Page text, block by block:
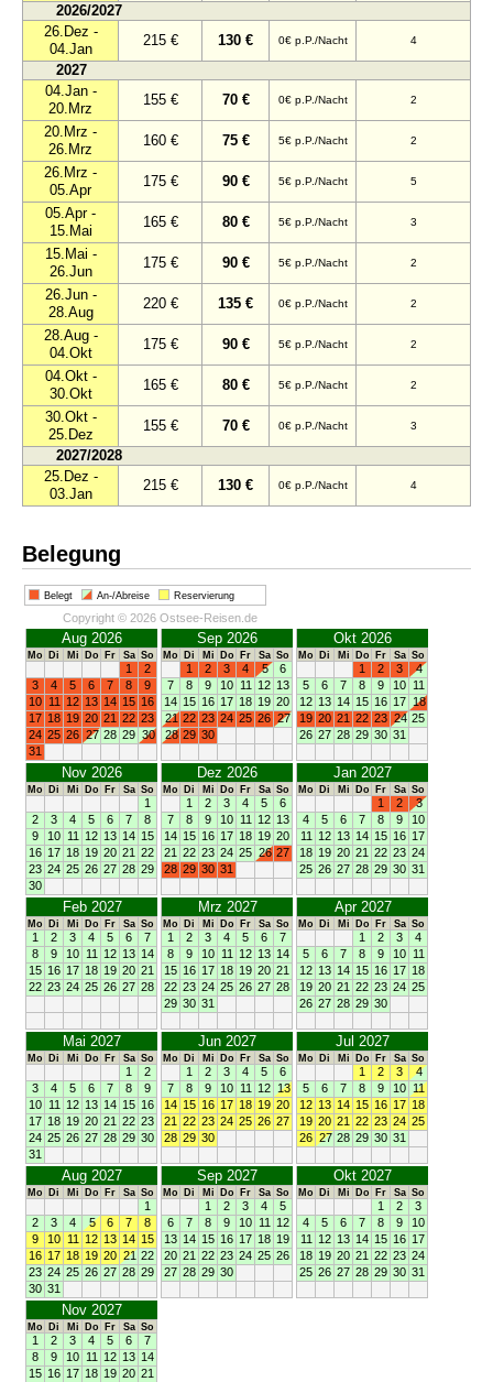
2026/2027
26.Dez -
04.Jan
215 € 130 € 0€ p.P./Nacht 4
2027
04.Jan -
20.Mrz
155 € 70 € 0€ p.P./Nacht 2
20.Mrz -
26.Mrz
160 € 75 € 5€ p.P./Nacht 2
26.Mrz -
05.Apr
175 € 90 € 5€ p.P./Nacht 5
05.Apr -
15.Mai
165 € 80 € 5€ p.P./Nacht 3
15.Mai -
26.Jun
175 € 90 € 5€ p.P./Nacht 2
26.Jun -
28.Aug
220 € 135 € 0€ p.P./Nacht 2
28.Aug -
04.Okt
175 € 90 € 5€ p.P./Nacht 2
04.Okt -
30.Okt
165 € 80 € 5€ p.P./Nacht 2
30.Okt -
25.Dez
155 € 70 € 0€ p.P./Nacht 3
2027/2028
25.Dez -
03.Jan
215 € 130 € 0€ p.P./Nacht 4
Belegung
Belegt An-/Abreise Reservierung
Copyright © 2026 Ostsee-Reisen.de
Aug 2026
Mo Di Mi Do Fr Sa So
1
2
3
4 5 6 7 8
9
10 11 12 13 14 15 16
17 18 19 20 21 22 23
24 25 26 27 28 29 30
31
Sep 2026
Mo Di Mi Do Fr Sa So
1 2 3 4 5
6
7
8 9 10 11 12 13
14 15 16 17 18 19 20
21 22 23 24 25 26 27
28 29 30
Okt 2026
Mo Di Mi Do Fr Sa So
1 2 3
4
5
6 7 8 9 10 11
12 13 14 15 16 17 18
19 20 21 22 23 24 25
26 27 28 29 30 31
Nov 2026
Mo Di Mi Do Fr Sa So
1
2
3 4 5 6 7
8
9
10 11 12 13 14 15
16 17 18 19 20 21
22
23 24 25 26 27 28 29
30
Dez 2026
Mo Di Mi Do Fr Sa So
1 2 3 4 5
6
7
8 9 10 11 12 13
14 15 16 17 18 19 20
21
22 23 24 25 26 27
28 29 30 31
Jan 2027
Mo Di Mi Do Fr Sa So
1 2
3
4
5 6 7 8 9
10
11
12 13 14 15 16 17
18 19 20 21 22 23 24
25 26 27 28 29 30 31
Feb 2027
Mo Di Mi Do Fr Sa So
1 2 3 4 5 6
7
8
9 10 11 12 13 14
15 16 17 18 19 20 21
22 23 24 25 26 27 28
Mrz 2027
Mo Di Mi Do Fr Sa So
1 2 3 4 5 6
7
8
9 10 11 12 13 14
15 16 17 18 19 20 21
22 23 24 25 26 27 28
29 30 31
Apr 2027
Mo Di Mi Do Fr Sa So
1 2 3
4
5
6 7 8 9 10 11
12 13 14 15 16 17 18
19 20 21 22 23 24 25
26 27 28 29 30
Mai 2027
Mo Di Mi Do Fr Sa So
1
2
3
4 5 6 7 8
9
10 11 12 13 14 15 16
17 18 19 20 21 22 23
24 25 26 27 28 29 30
31
Jun 2027
Mo Di Mi Do Fr Sa So
1 2 3 4 5
6
7
8 9 10 11 12 13
14 15 16 17 18 19 20
21
22 23 24 25 26 27
28 29 30
Jul 2027
Mo Di Mi Do Fr Sa So
1 2 3
4
5
6 7 8 9 10 11
12 13 14 15 16 17 18
19 20 21 22 23 24 25
26 27 28 29 30 31
Aug 2027
Mo Di Mi Do Fr Sa So
1
2
3 4 5 6 7
8
9
10 11 12 13 14 15
16 17 18 19 20 21 22
23 24 25 26 27 28 29
30 31
Sep 2027
Mo Di Mi Do Fr Sa So
1 2 3 4
5
6
7 8 9 10 11
12
13 14 15 16 17 18 19
20 21 22 23 24 25 26
27 28 29 30
Okt 2027
Mo Di Mi Do Fr Sa So
1 2
3
4
5 6 7 8 9
10
11
12 13 14 15 16 17
18 19 20 21 22 23 24
25 26 27 28 29 30 31
Nov 2027
Mo Di Mi Do Fr Sa So
1 2 3 4 5 6
7
8
9 10 11 12 13 14
15 16 17 18 19 20 21